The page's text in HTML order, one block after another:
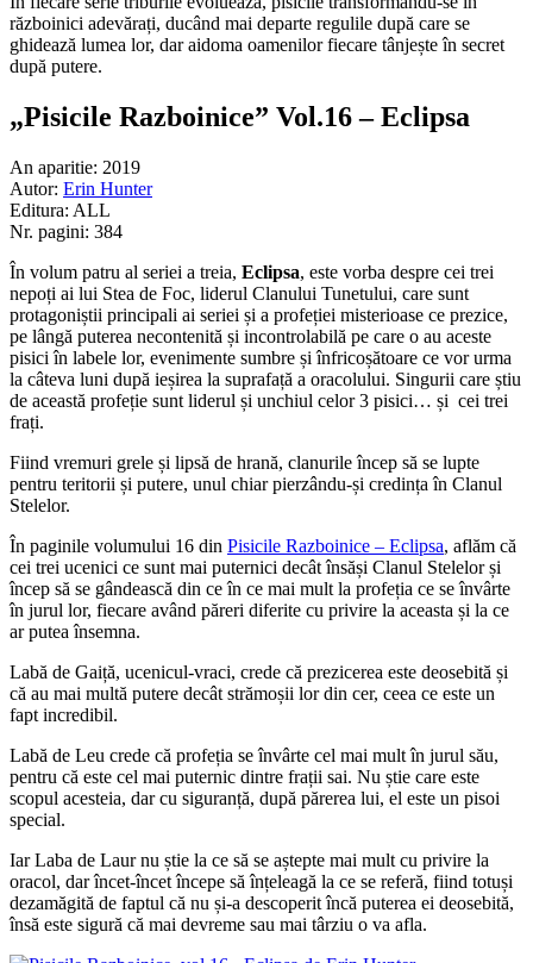
războinici adevărați, ducând mai departe regulile după care se
ghidează lumea lor, dar aidoma oamenilor fiecare tânjește în secret
după putere.
„Pisicile Razboinice” Vol.16 – Eclipsa
An aparitie: 2019
Autor: Erin Hunter
Editura: ALL
Nr. pagini: 384
În volum patru al seriei a treia, Eclipsa, este vorba despre cei trei
nepoți ai lui Stea de Foc, liderul Clanului Tunetului, care sunt
protagoniștii principali ai seriei și a profeției misterioase ce prezice,
pe lângă puterea necontenită și incontrolabilă pe care o au aceste
pisici în labele lor, evenimente sumbre și înfricoșătoare ce vor urma
la câteva luni după ieșirea la suprafață a oracolului. Singurii care știu
de această profeție sunt liderul și unchiul celor 3 pisici… și cei trei
frați.
Fiind vremuri grele și lipsă de hrană, clanurile încep să se lupte
pentru teritorii și putere, unul chiar pierzându-și credința în Clanul
Stelelor.
În paginile volumului 16 din Pisicile Razboinice – Eclipsa, aflăm că
cei trei ucenici ce sunt mai puternici decât însăși Clanul Stelelor și
încep să se gândească din ce în ce mai mult la profeția ce se învârte
în jurul lor, fiecare având păreri diferite cu privire la aceasta și la ce
ar putea însemna.
Labă de Gaiță, ucenicul-vraci, crede că prezicerea este deosebită și
că au mai multă putere decât strămoșii lor din cer, ceea ce este un
fapt incredibil.
Labă de Leu crede că profeția se învârte cel mai mult în jurul său,
pentru că este cel mai puternic dintre frații sai. Nu știe care este
scopul acesteia, dar cu siguranță, după părerea lui, el este un pisoi
special.
Iar Laba de Laur nu știe la ce să se aștepte mai mult cu privire la
oracol, dar încet-încet începe să înțeleagă la ce se referă, fiind totuși
dezamăgită de faptul că nu și-a descoperit încă puterea ei deosebită,
însă este sigură că mai devreme sau mai târziu o va afla.